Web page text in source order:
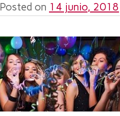
Posted on 14 junio, 2018